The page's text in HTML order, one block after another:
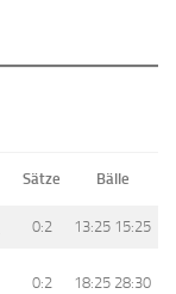
Sätze Bälle
0:2 13:25 15:25
0:2 18:25 28:30